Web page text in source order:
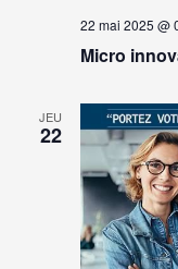
Micro
22 mai 2025 @
JEU
22